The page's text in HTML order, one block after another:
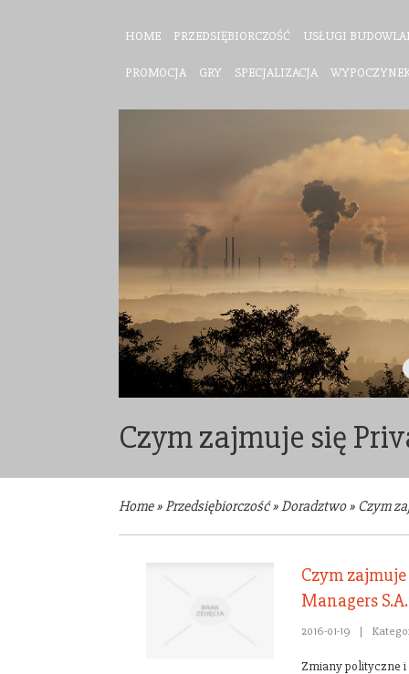
HOME PRZEDSIĘBIORCZOŚĆ USŁUGI
PROMOCJA GRY SPECJALIZACJA
Czym zajmuje się
Home»Przedsiębiorczość»Doradztwo» Czym
Czym
Managers
2016-01-19 |
Zmiany polityczne i